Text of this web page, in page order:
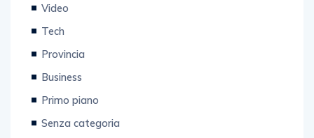
Video
Tech
Provincia
Business
Primo piano
Senza categoria